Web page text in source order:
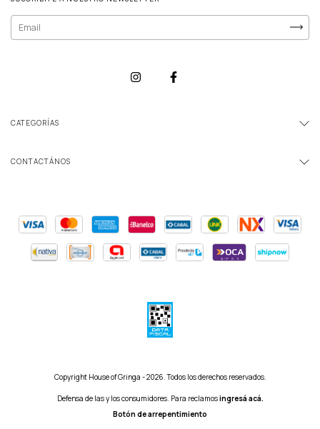
CATEGORÍAS
CONTACTÁNOS
Copyright House of Gringa - 2026. Todos los derechos reservados.
Defensa de las y los consumidores. Para reclamosingresá acá.
Botón de arrepentimiento